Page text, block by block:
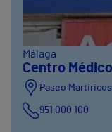
Málaga
Centro
Paseo
951 000 100